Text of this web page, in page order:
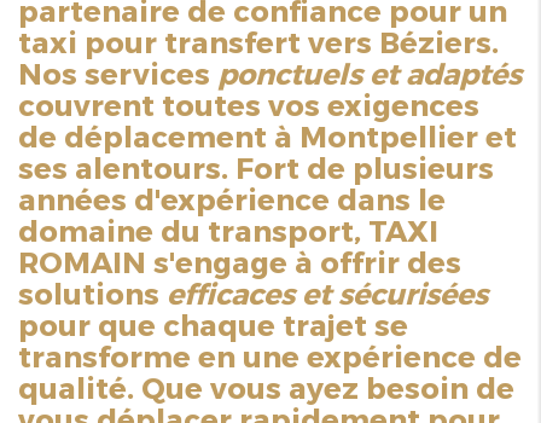
partenaire de confiance pour un
taxi pour transfert vers Béziers.
Nos services ponctuels et adaptés
couvrent toutes vos exigences
de déplacement à Montpellier et
ses alentours. Fort de plusieurs
années d'expérience dans le
domaine du transport, TAXI
ROMAIN s'engage à offrir des
solutions efficaces et sécurisées
pour que chaque trajet se
transforme en une expérience de
qualité. Que vous ayez besoin de